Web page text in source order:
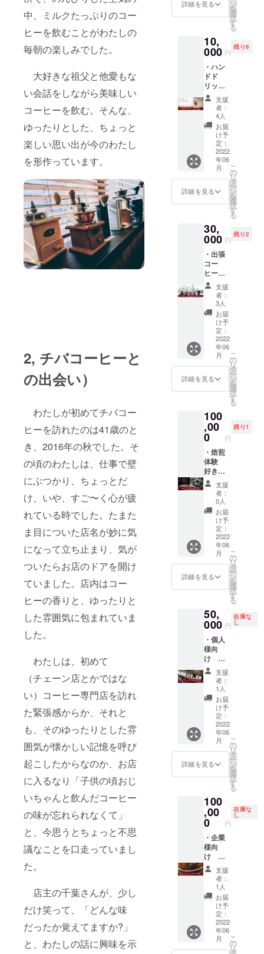
中、ミルクたっぷりのコー
ヒーを飲むことがわたしの
毎朝の楽しみでした。
大好きな祖父と他愛もな
い会話をしながら美味しい
コーヒーを飲む。そんな、
ゆったりとした、ちょっと
楽しい思い出が今のわたし
を形作っています。
2, チバコーヒーと
の出会い）
わたしが初めてチバコー
ヒーを訪れたのは41歳のと
き、2016年の秋でした。そ
の頃のわたしは、仕事で壁
にぶつかり、ちょっとだ
け、いや、すご〜く心が疲
れている時でした。たまた
ま目についた店名が妙に気
になって立ち止まり、気が
ついたらお店のドアを開け
ていました。店内はコー
ヒーの香りと、ゆったりと
した雰囲気に包まれていま
した。
わたしは、初めて
（チェーン店とかではな
い）コーヒー専門店を訪れ
た緊張感からか、それと
も、そのゆったりとした雰
囲気が懐かしい記憶を呼び
起こしたからなのか、お店
に入るなり「子供の頃おじ
いちゃんと飲んだコーヒー
の味が忘れられなくて」
と、今思うとちょっと不思
議なことを口走っていまし
た。
店主の千葉さんが、少し
だけ笑って、「どんな味
だったか覚えてますか?」
と、わたしの話に興味を示
ご支援
額をご
たしま
す。
（お貸
しい頂
くス
ペース
は、ご
支援者
様に所
有権が
ある場
所に限
らせて
頂きま
す。）
です。
コット
ンバッ
フード
ロス削
減の一
環とし
てド
リップ
した後
のコー
ヒーカ
スや品
質検査
規格外
再利用
し、ス
つ丁寧
に染め
て、シ
ルクス
クリー
ンプリ
ントを
施しま
す。手
作りの
ため、
発送ま
でお時
間がか
かりま
をご容
赦くだ
コー
ヒー豆
内容
量 100
ｇｘ1ケ
コッ
トン
バック
サイ
ズ 本
体／約
W30cm
×H36c
m(持ち
手含む
H53cm)
たみマ
チ／約
10cm
ンバッ
ク材
質
コット
ン
100%
生地の
厚み5オ
ンス
（写真
はイ
メージ
です。
コー
ヒー豆
は付属
しませ
じもの
定はあ
りませ
ん。こ
の機会
にぜひ
ご賞味
頂けれ
ば幸い
です。
ま
た、珈
琲染め
コット
ンバッ
グは、
フード
ロス削
リップ
した後
のコー
ヒーカ
スや品
質検査
規格外
の豆を
再利用
し、ス
タッフ
が1枚ず
つ丁寧
に染め
て、シ
クリー
ンプリ
す。手
作りの
ため、
発送ま
でお時
間がか
かりま
すこと
をご容
赦くだ
さいま
せ。
ドリッ
プパッ
ク内容
量 10
ｇｘ5ケ
コッ
トン
ズ 本
体／約
W30cm
×H36c
m(持ち
手含む
H53cm)
折りた
たみマ
チ／約
10cm
コット
ンバッ
ク材
質
ン
100%
ンス
（写真
はイ
メージ
です。
コー
ヒー豆
の容器
は付属
しませ
ん。）
しなが
ら、あ
けのオ
リジナ
ルブレ
ントを
作れる
権利で
す。ス
タッフ
と一緒
にあな
たのお
好みの
味を探
しませ
んか。
１支
援で500
ンドを
１種類
お作り
頂けま
す。お
ひとり
の方で
複数ご
支援頂
いた場
合は、
ご支援
いただ
いた数
量に応
じて、
お作り
更にな
りま
す。
例）お
一人様
で、２
口
（20,00
0円）ご
支援い
ただい
た場
合、
500gの
オリジ
ナルブ
レンド
を2種類
また、
チバ
ヒーに
お越し
いただ
ける方
限定と
させて
いただ
きま
す。お
越し頂
く日時
につき
は、
2022年
援者様
とお電
話もし
メール
にてご
相談の
上決定
させて
頂きま
す。各
支援者
様個別
で対応
させて
頂きま
詳細を見る ン
を
選
択
す
る
10,
000 円
残り6
・ハン
ドド
リップ
体験
本格的
なハン
ドド
リップ
に挑戦
しませ
んか。
チバ
コー
ヒーの
スタッ
フがマ
マン
で、ハ
ンドド
リップ
のコツ
をレク
チャー
しま
す。1支
援で2名
様まで
ご参加
が可能
です。
おひと
りの方
で複数
一度に
ご参加
いただ
く人数
は、ご
支援者
様とお
電話ま
たは
メール
にてご
相談の
上決定
させて
頂きま
す。
また、
チバ
いただ
ける方
限定と
させて
いただ
きま
す。お
越し頂
く日時
につき
まして
は、
2022年
6月以
降、支
援者様
とお電
にてご
相談の
上決定
させて
頂きま
す。各
支援者
様個別
で対応
させて
頂きま
す。他
の支援
者様と
の合同
での同
支援
者：
4人
お届
け予
定：
2022
年06
月
詳細を見る
こ
の
リ
タ
ー
ン
を
選
択
す
る
30,
000 円
残り2
・出張
コー
ヒー教
室 10
名様ま
コー
ヒー豆
の選び
方か
ら、お
いしく
淹れる
ハンド
ドリッ
プのコ
を楽し
く覚え
られる
２時間
程度の
コー
ヒー教
室で
す。１
支援に
つき10
名様ま
でご参
加が可
能で
す。お
友達
と、会
社のお
仲間と
お好み
の味を
探しま
せん
か。お
ひとり
の方で
複数ご
支援頂
いた場
合、一
度にご
参加い
ただく
人数
は、ご
支援者
メール
にてご
相談の
上決定
させて
頂きま
す。
2022年
6月以
降、支
援者様
とお電
話また
はメー
ルにて
ご相談
の上、
支援
者：
3人
お届
け予
定：
2022
年06
月
詳細を見る
こ
の
リ
タ
ー
ン
を
選
択
す
る
100
,00
0 円
残り1
・焙煎
体験
好きな
豆を焙
煎でき
る権
利。
焙煎士
がそば
につい
て焙煎
のやり
方を教
えま
す。そ
の後、
コー
ヒーで
取り扱
いのあ
るコー
ヒー豆
からお
好きな
ものを
お選び
頂き、
お好み
に合わ
せて自
由に焙
煎して
頂けま
てお持
ち帰り
いただ
けま
す。今
回だけ
の特別
な体験
をして
みませ
んか。
ま
た、チ
バコー
ヒーに
お越し
いただ
支援
者：
0人
お届
け予
定：
2022
年06
月
詳細を見る
こ
の
リ
タ
ー
ン
を
選
択
す
る
50,
000 円
在庫な
し
・個人
様向
け 新
商品ブ
レンド
コー
ヒー命
名権
チバ
コー
ヒーGO
のオー
プンを
記念し
て、
2022年
半年間
限定で
チバ
コー
ヒーGO
で販売
する、
新商品
のオリ
ジナル
ブレン
ドに、
お好き
な名前
を付け
られま
す。
支援
者：
1人
お届
け予
定：
2022
年06
月
詳細を見る
こ
の
リ
タ
ー
ン
を
選
択
す
る
100
,00
0 円
在庫な
し
・企業
様向
け 新
商品の
ブレン
ドコー
ヒー命
名権
チバ
コー
ヒーGO
のオー
プンを
支援
者：
1人
お届
け予
定：
2022
年06
月
こ
の
リ